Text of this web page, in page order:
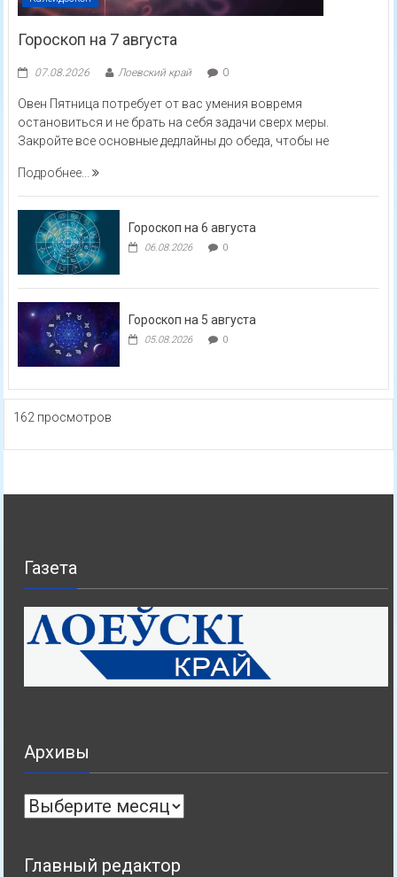
Гороскоп на 7 августа
07.08.2026 Лоевский край 0
Овен Пятница потребует от вас умения вовремя
остановиться и не брать на себя задачи сверх меры.
Закройте все основные дедлайны до обеда, чтобы не
Подробнее...
Гороскоп на 6 августа
06.08.2026 0
Гороскоп на 5 августа
05.08.2026 0
162 просмотров
Газета
Архивы
Архивы
Главный редактор